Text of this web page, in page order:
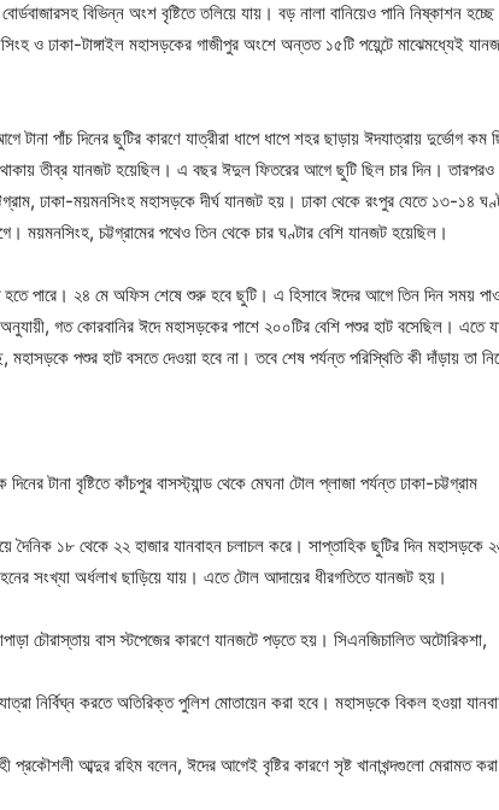
বিভিন্ন অংশ বৃষ্টিতে তলিয়ে যায়। বড় নালা বানিয়েও পানি নিষ্কাশন হচ্ছে
ও ঢাকা-টাঙ্গাইল মহাসড়কের গাজীপুর অংশে অন্তত ১৫টি পয়েন্টে মাঝেমধ্যেই
পাঁচ দিনের ছুটির কারণে যাত্রীরা ধাপে ধাপে শহর ছাড়ায় ঈদযাত্রায় দুর্ভোগ কম
তীব্র যানজট হয়েছিল। এ বছর ঈদুল ফিতরের আগে ছুটি ছিল চার দিন। তারপরও
ঢাকা-ময়মনসিংহ মহাসড়কে দীর্ঘ যানজট হয়। ঢাকা থেকে রংপুর যেতে ১৩-১৪
ময়মনসিংহ, চট্টগ্রামের পথেও তিন থেকে চার ঘণ্টার বেশি যানজট হয়েছিল।
পারে। ২৪ মে অফিস শেষে শুরু হবে ছুটি। এ হিসাবে ঈদের আগে তিন দিন সময়
গত কোরবানির ঈদে মহাসড়কের পাশে ২০০টির বেশি পশুর হাট বসেছিল। এতে
পশুর হাট বসতে দেওয়া হবে না। তবে শেষ পর্যন্ত পরিস্থিতি কী দাঁড়ায় তা
টানা বৃষ্টিতে কাঁচপুর বাসস্ট্যান্ড থেকে মেঘনা টোল প্লাজা পর্যন্ত ঢাকা-চট্টগ্রাম
দৈনিক ১৮ থেকে ২২ হাজার যানবাহন চলাচল করে। সাপ্তাহিক ছুটির দিন মহাসড়কে
সংখ্যা অর্ধলাখ ছাড়িয়ে যায়। এতে টোল আদায়ের ধীরগতিতে যানজট হয়।
চৌরাস্তায় বাস স্টপেজের কারণে যানজটে পড়তে হয়। সিএনজিচালিত অটোরিকশা,
নির্বিঘ্ন করতে অতিরিক্ত পুলিশ মোতায়েন করা হবে। মহাসড়কে বিকল হওয়া
আব্দুর রহিম বলেন, ঈদের আগেই বৃষ্টির কারণে সৃষ্ট খানাখন্দগুলো মেরামত করা